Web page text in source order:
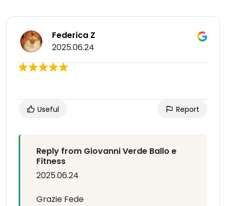
Federica Z
2025.06.24
Useful Report
Reply from Giovanni Verde Ballo e
Fitness
2025.06.24
Grazie Fede